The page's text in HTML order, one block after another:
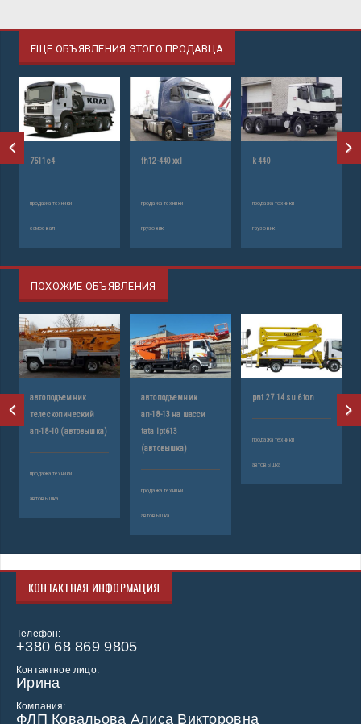
ЕЩЕ ОБЪЯВЛЕНИЯ ЭТОГО ПРОДАВЦА
7511с4
продажа техники
самосвал
fh12-440 xxl
продажа техники
грузовик
k 440
продажа техники
грузовик
ПОХОЖИЕ ОБЪЯВЛЕНИЯ
автоподъемник
телескопический
ап-18-10 (автовышка)
продажа техники
автовышка
автоподъемник
ап-18-13 на шасси
tata lpt613
(автовышка)
продажа техники
автовышка
pnt 27.14 su 6 ton
продажа техники
автовышка
КОНТАКТНАЯ ИНФОРМАЦИЯ
Телефон:
+380 68 869 9805
Контактное лицо:
Ирина
Компания:
ФЛП Ковальова Алиса Викторовна